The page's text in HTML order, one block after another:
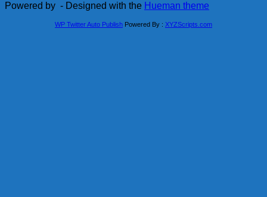
Powered by - Designed with the Hueman theme
WP Twitter Auto Publish Powered By : XYZScripts.com